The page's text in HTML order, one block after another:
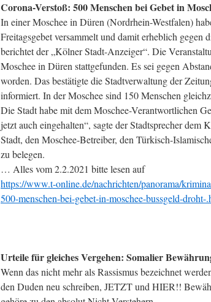
Corona-Verstoß: 500 Menschen bei Gebet in
In einer Moschee in Düren (Nordrhein-Westfalen)
Freitagsgebet versammelt und damit erheblich gegen
berichtet der „Kölner Stadt-Anzeiger“. Die
Moschee in Düren stattgefunden. Es sei gegen
worden. Das bestätigte die Stadtverwaltung der
informiert. In der Moschee sind 150 Menschen
Die Stadt habe mit dem Moschee-Verantwortlichen
jetzt auch eingehalten“, sagte der Stadtsprecher
Stadt, den Moschee-Betreiber, den Türkisch-
zu belegen.
… Alles vom 2.2.2021 bitte lesen auf
https://www.t-online.de/nachrichten/panorama/
500-menschen-bei-gebet-in-moschee-bussgeld-droht-
Urteile für gleiches Vergehen: Somalier
Wenn das nicht mehr als Rassismus bezeichnet
den Duden neu schreiben, JETZT und HIER!!